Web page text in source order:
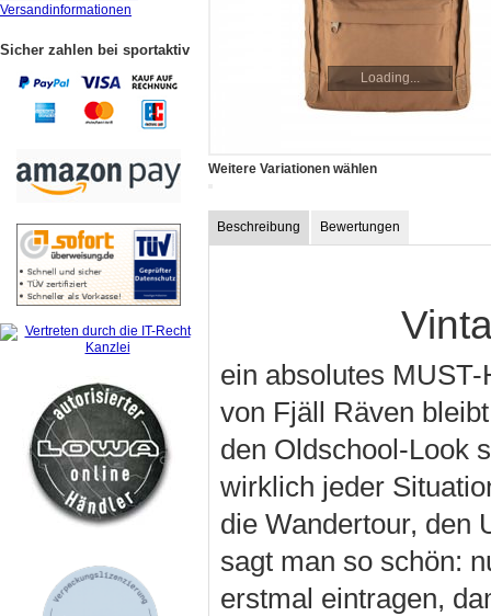
Loading...
Weitere Variationen wählen
Beschreibung Bewertungen
ein absolutes
von Fjäll Räven
den Oldschool-Look
wirklich jeder
die Wandertour, den
sagt man so schön:
erstmal eintragen,
Versandinformationen
Sicher zahlen bei sportaktiv